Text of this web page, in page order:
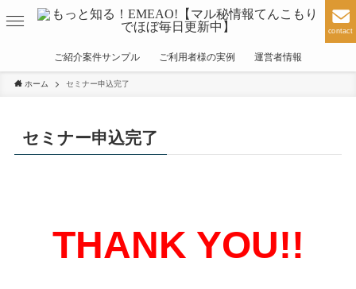
contact
ご紹介案件サンプル ご利用者様の実例 運営者情報
ホーム セミナー申込完了
セミナー申込完了
THANK YOU!!